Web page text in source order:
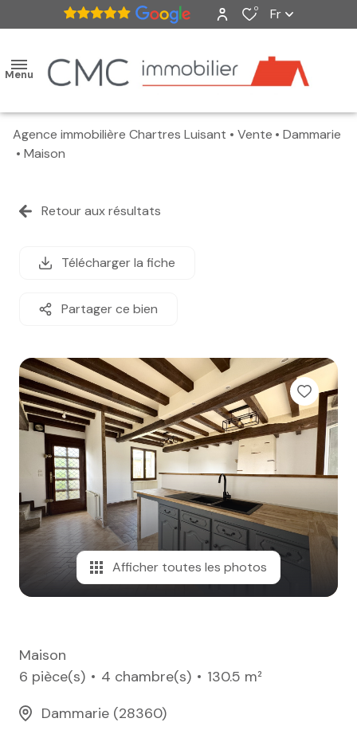
0 Fr
Menu
accueil
vendus
estimation
e-mail
notre
agence
honoraires
contact
Agence immobilière Chartres Luisant Vente
Dammarie
Maison
Retour aux résultats
Télécharger la fiche
Partager ce bien
Afficher toutes les photos
Maison
6 pièce(s)
4 chambre(s)
130.5 m²
Dammarie (28360)